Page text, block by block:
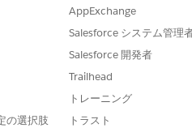
ザーのアクセスを管理するのに役立
の選択肢
AppExchange
Salesforce システム管理
Salesforce 開発者
Trailhead
トレーニング
トラスト